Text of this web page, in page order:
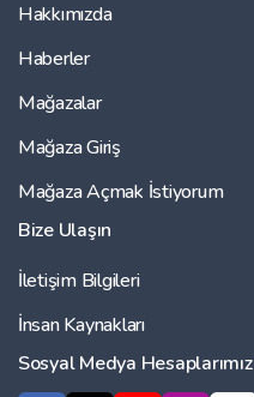
Hakkımızda
Haberler
Mağazalar
Mağaza Giriş
Mağaza Açmak İstiyorum
Bize Ulaşın
İletişim Bilgileri
İnsan Kaynakları
Sosyal Medya Hesaplarımız